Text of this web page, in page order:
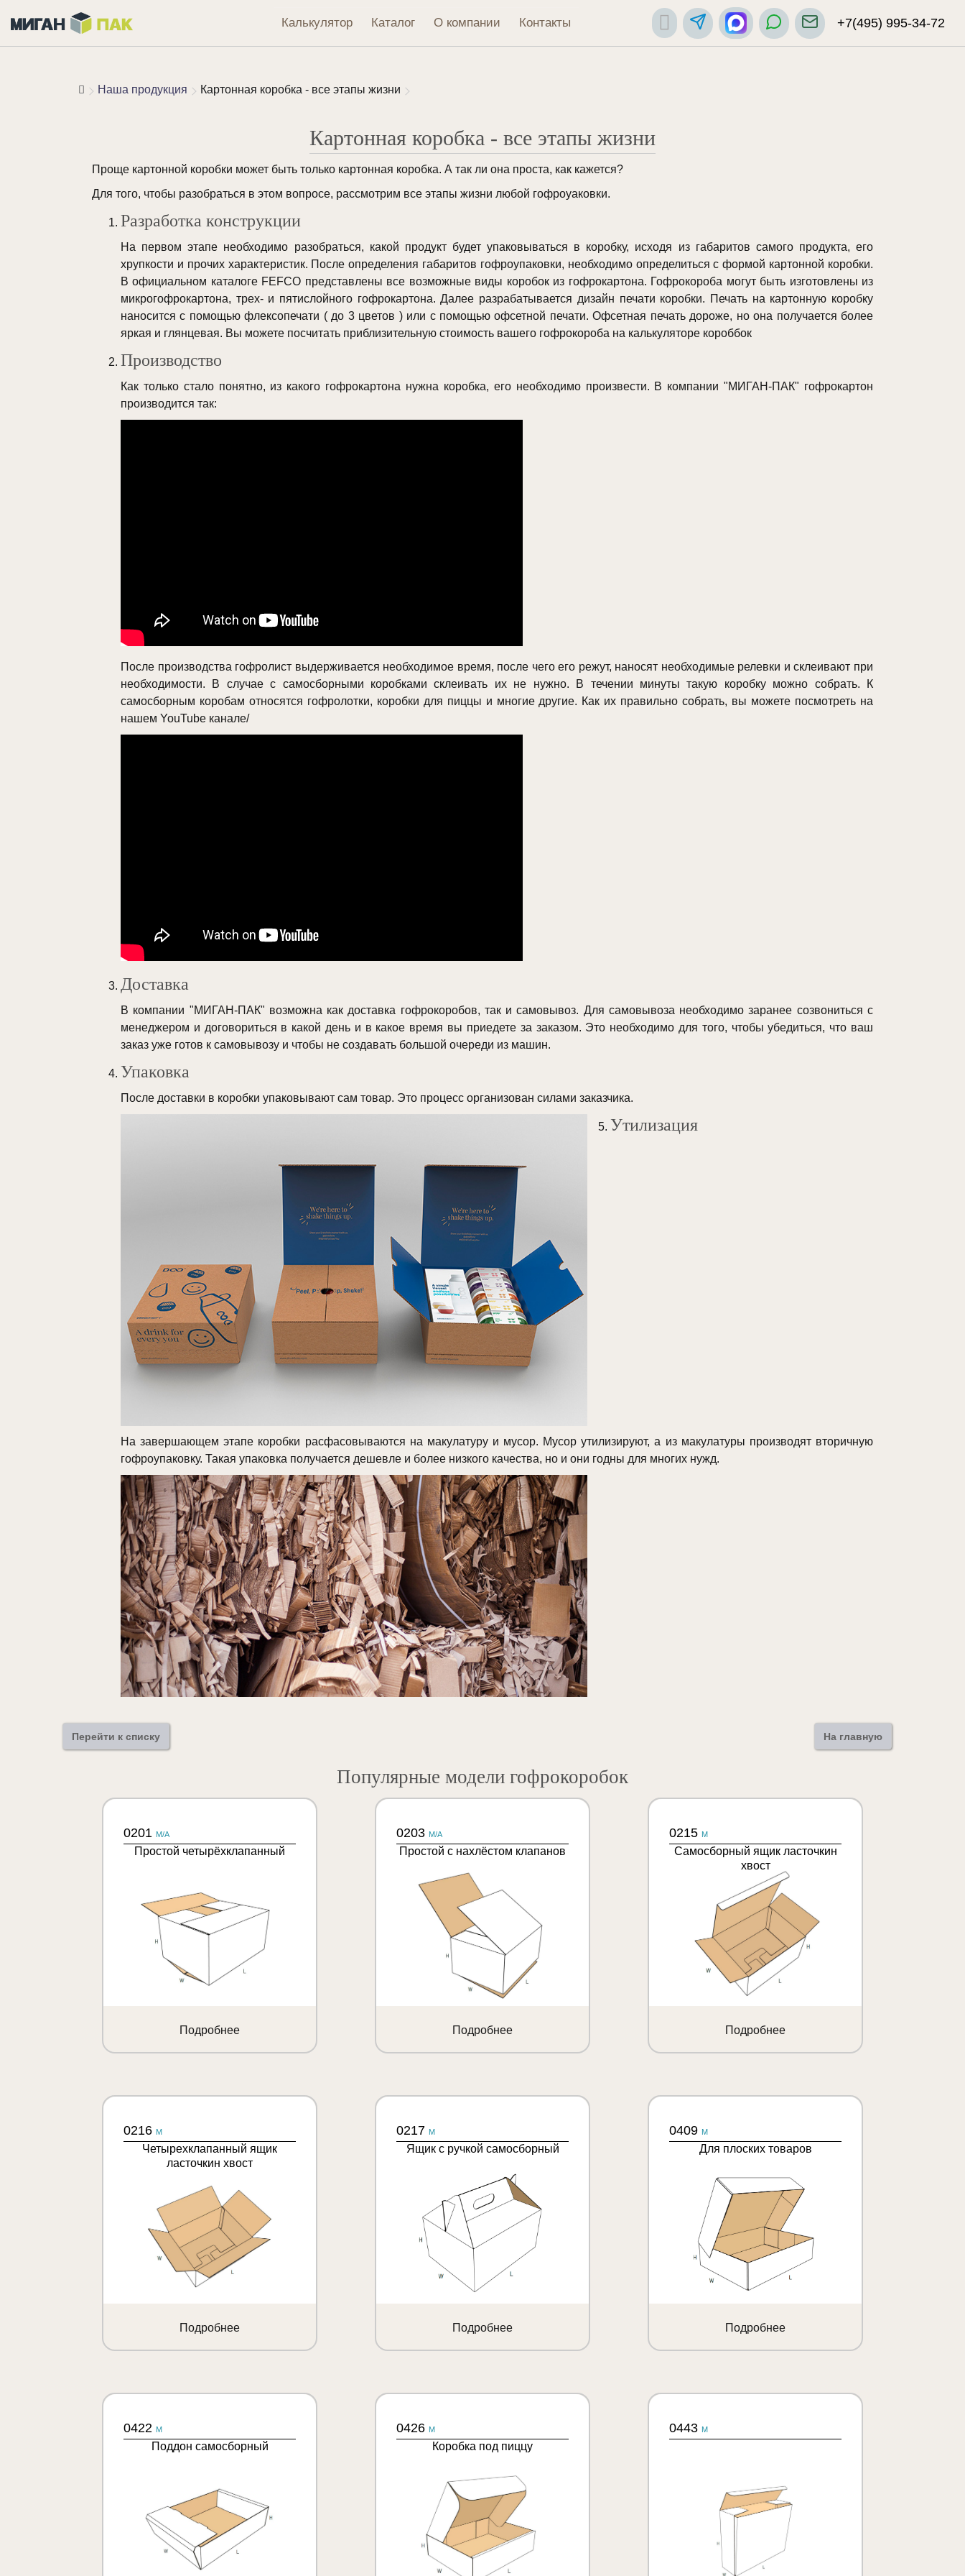
Калькулятор Каталог О компании Контакты +7(495) 995-34-72
Наша продукция Картонная коробка - все этапы жизни
Картонная коробка - все этапы жизни
Проще картонной коробки может быть только картонная коробка. А так ли она проста, как кажется?
Для того, чтобы разобраться в этом вопросе, рассмотрим все этапы жизни любой гофроуаковки.
Разработка конструкции
На первом этапе необходимо разобраться, какой продукт будет упаковываться в коробку, исходя из габаритов самого продукта, его
хрупкости и прочих характеристик. После определения габаритов гофроупаковки, необходимо определиться с формой картонной коробки.
В официальном каталоге FEFCO представлены все возможные виды коробок из гофрокартона. Гофрокороба могут быть изготовлены из
микрогофрокартона, трех- и пятислойного гофрокартона. Далее разрабатывается дизайн печати коробки. Печать на картонную коробку
наносится с помощью флексопечати ( до 3 цветов ) или с помощью офсетной печати. Офсетная печать дороже, но она получается более
яркая и глянцевая. Вы можете посчитать приблизительную стоимость вашего гофрокороба на калькуляторе короббок
Производство
Как только стало понятно, из какого гофрокартона нужна коробка, его необходимо произвести. В компании "МИГАН-ПАК" гофрокартон
производится так:
После производства гофролист выдерживается необходимое время, после чего его режут, наносят необходимые релевки и склеивают при
необходимости. В случае с самосборными коробками склеивать их не нужно. В течении минуты такую коробку можно собрать. К
самосборным коробам относятся гофролотки, коробки для пиццы и многие другие. Как их правильно собрать, вы можете посмотреть на
нашем YouTube канале/
Доставка
В компании "МИГАН-ПАК" возможна как доставка гофрокоробов, так и самовывоз. Для самовывоза необходимо заранее созвониться с
менеджером и договориться в какой день и в какое время вы приедете за заказом. Это необходимо для того, чтобы убедиться, что ваш
заказ уже готов к самовывозу и чтобы не создавать большой очереди из машин.
Упаковка
После доставки в коробки упаковывают сам товар. Это процесс организован силами заказчика.
Утилизация
На завершающем этапе коробки расфасовываются на макулатуру и мусор. Мусор утилизируют, а из макулатуры производят вторичную
гофроупаковку. Такая упаковка получается дешевле и более низкого качества, но и они годны для многих нужд.
Перейти к списку На главную
Популярные модели гофрокоробок
0201 M/A
Простой четырёхклапанный
Подробнее
0203 M/A
Простой с нахлёстом клапанов
Подробнее
0215 M
Самосборный ящик ласточкин
хвост
Подробнее
0216 M
Четырехклапанный ящик
ласточкин хвост
Подробнее
0217 M
Ящик с ручкой самосборный
Подробнее
0409 M
Для плоских товаров
Подробнее
0422 M
Поддон самосборный
0426 M
Коробка под пиццу
0443 M